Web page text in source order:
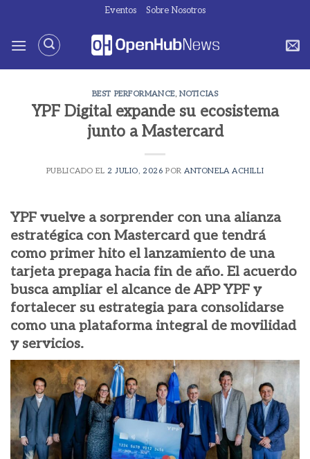
contenido
Eventos Sobre Nosotros
BEST PERFORMANCE, NOTICIAS
YPF Digital expande su ecosistema
junto a Mastercard
PUBLICADO EL 2 JULIO, 2026 POR ANTONELA ACHILLI
YPF vuelve a sorprender con una alianza
estratégica con Mastercard que tendrá
como primer hito el lanzamiento de una
tarjeta prepaga hacia fin de año. El acuerdo
busca ampliar el alcance de APP YPF y
fortalecer su estrategia para consolidarse
como una plataforma integral de movilidad
y servicios.